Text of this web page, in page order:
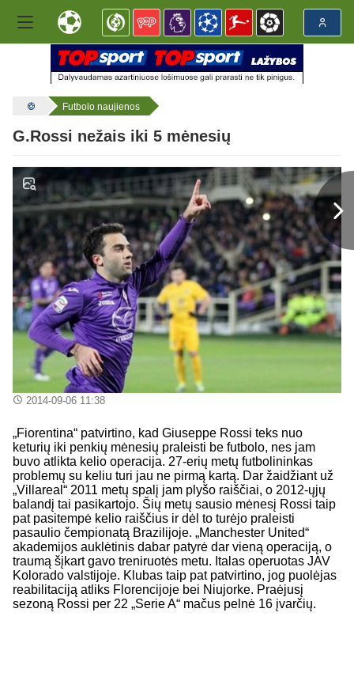
Futbolo naujienos
G.Rossi nežais iki 5 mėnesių
2014-09-06 11:38
„Fiorentina“ patvirtino, kad Giuseppe Rossi teks nuo
keturių iki penkių mėnesių praleisti be futbolo, nes jam
buvo atlikta kelio operacija. 27-erių metų futbolininkas
problemų su keliu turi jau ne pirmą kartą. Dar žaidžiant už
„Villareal“ 2011 metų spalį jam plyšo raiščiai, o 2012-ųjų
balandį tai pasikartojo. Šių metų sausio mėnesį Rossi taip
pat pasitempė kelio raiščius ir dėl to turėjo praleisti
pasaulio čempionatą Brazilijoje. „Manchester United“
akademijos auklėtinis dabar patyrė dar vieną operaciją, o
traumą šįkart gavo treniruotės metu. Italas operuotas JAV
Kolorado valstijoje. Klubas taip pat patvirtino, jog puolėjas
reabilitaciją atliks Florencijoje bei Niujorke. Praėjusį
sezoną Rossi per 22 „Serie A“ mačus pelnė 16 įvarčių.